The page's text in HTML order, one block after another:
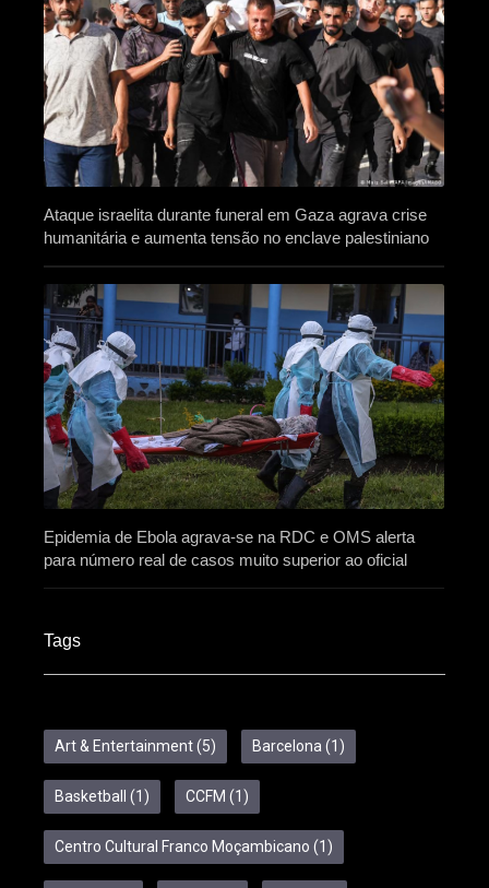
Ataque israelita durante funeral em Gaza agrava crise
humanitária e aumenta tensão no enclave palestiniano
Epidemia de Ebola agrava-se na RDC e OMS alerta
para número real de casos muito superior ao oficial
Tags
Art & Entertainment(5) Barcelona(1)
Basketball (1) CCFM (1)
Centro Cultural Franco Moçambicano (1)